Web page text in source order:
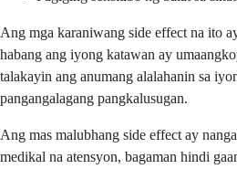
Ang mga karaniwang side effect na ito
habang ang iyong katawan ay
talakayin ang anumang alalahanin sa
pangangalagang pangkalusugan.
Ang mas malubhang side effect ay
medikal na atensyon, bagaman hindi